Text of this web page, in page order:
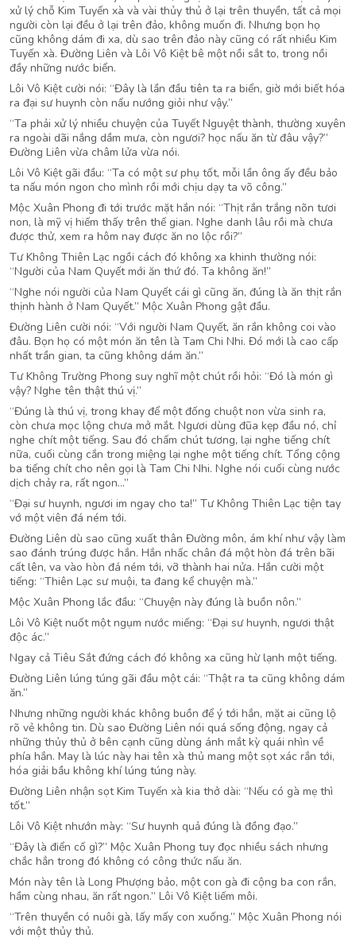
xử lý chỗ Kim Tuyến xà và vài thủy thủ ở lại trên thuyền, tất cả mọi
người còn lại đều ở lại trên đảo, không muốn đi. Nhưng bọn họ
cũng không dám đi xa, dù sao trên đảo này cũng có rất nhiều Kim
Tuyến xà. Đường Liên và Lôi Vô Kiệt bê một nồi sắt to, trong nồi
đầy những nước biển.
Lôi Vô Kiệt cười nói: “Đây là lần đầu tiên ta ra biển, giờ mới biết hóa
ra đại sư huynh còn nấu nướng giỏi như vậy.”
“Ta phải xử lý nhiều chuyện của Tuyết Nguyệt thành, thường xuyên
ra ngoài dãi nắng dầm mưa, còn ngươi? học nấu ăn từ đâu vậy?”
Đường Liên vừa châm lửa vừa nói.
Lôi Vô Kiệt gãi đầu: “Ta có một sư phụ tốt, mỗi lần ông ấy đều bảo
ta nấu món ngon cho mình rồi mới chịu dạy ta võ công.”
Mộc Xuân Phong đi tới trước mặt hắn nói: “Thịt rắn trắng nõn tươi
non, là mỹ vị hiếm thấy trên thế gian. Nghe danh lâu rồi mà chưa
được thử, xem ra hôm nay được ăn no lộc rồi?”
Tư Không Thiên Lạc ngồi cách đó không xa khinh thường nói:
“Người của Nam Quyết mới ăn thứ đó. Ta không ăn!”
“Nghe nói người của Nam Quyết cái gì cũng ăn, đúng là ăn thịt rắn
thịnh hành ở Nam Quyết.” Mộc Xuân Phong gật đầu.
Đường Liên cười nói: “Với người Nam Quyết, ăn rắn không coi vào
đâu. Bọn họ có một món ăn tên là Tam Chi Nhi. Đó mới là cao cấp
nhất trần gian, ta cũng không dám ăn.”
Tư Không Trường Phong suy nghĩ một chút rồi hỏi: “Đó là món gì
vậy? Nghe tên thật thú vị.”
“Đúng là thú vị, trong khay để một đống chuột non vừa sinh ra,
còn chưa mọc lộng chưa mở mắt. Ngươi dùng đũa kẹp đầu nó, chỉ
nghe chít một tiếng. Sau đó chấm chút tương, lại nghe tiếng chít
nữa, cuối cùng cắn trong miệng lại nghe một tiếng chít. Tổng cộng
ba tiếng chít cho nên gọi là Tam Chi Nhi. Nghe nói cuối cùng nước
dịch chảy ra, rất ngon…”
“Đại sư huynh, ngươi im ngay cho ta!” Tư Không Thiên Lạc tiện tay
vớ một viên đá ném tới.
Đường Liên dù sao cũng xuất thân Đường môn, ám khí như vậy làm
sao đánh trúng được hắn. Hắn nhấc chân đá một hòn đá trên bãi
cất lên, va vào hòn đá ném tới, vỡ thành hai nửa. Hắn cười một
tiếng: “Thiên Lạc sư muội, ta đang kể chuyện mà.”
Mộc Xuân Phong lắc đầu: “Chuyện này đúng là buồn nôn.”
Lôi Vô Kiệt nuốt một ngụm nước miếng: “Đại sư huynh, ngươi thật
độc ác.”
Ngay cả Tiêu Sắt đứng cách đó không xa cũng hừ lạnh một tiếng.
Đường Liên lúng túng gãi đầu một cái: “Thật ra ta cũng không dám
ăn.”
Nhưng những người khác không buồn để ý tới hắn, mặt ai cũng lộ
rõ vẻ không tin. Dù sao Đường Liên nói quá sống động, ngay cả
những thủy thủ ở bên cạnh cũng dùng ánh mắt kỳ quái nhìn về
phía hắn. May là lúc này hai tên xà thủ mang một sọt xác rắn tới,
hóa giải bầu không khí lúng túng này.
Đường Liên nhận sọt Kim Tuyến xà kia thở dài: “Nếu có gà mẹ thì
tốt.”
Lôi Vô Kiệt nhướn mày: “Sư huynh quả đúng là đồng đạo.”
“Đây là điển cố gì?” Mộc Xuân Phong tuy đọc nhiều sách nhưng
chắc hẳn trong đó không có công thức nấu ăn.
Món này tên là Long Phượng bảo, một con gà đi cộng ba con rắn,
hầm cùng nhau, ăn rất ngon.” Lôi Vô Kiệt liếm môi.
“Trên thuyền có nuôi gà, lấy mấy con xuống.” Mộc Xuân Phong nói
với một thủy thủ.